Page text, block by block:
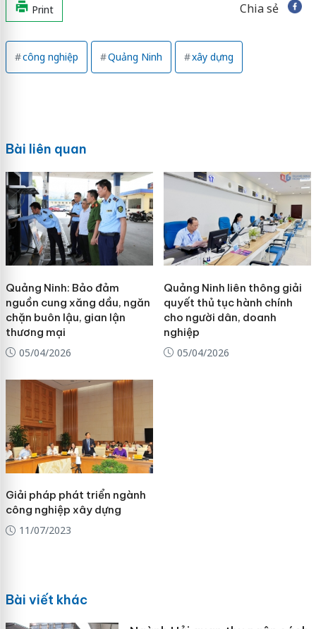
Print Chia sẻ
công nghiệp Quảng Ninh xây dựng
Bài liên quan
Quảng Ninh: Bảo đảm
nguồn cung xăng dầu, ngăn
chặn buôn lậu, gian lận
thương mại
05/04/2026
Quảng Ninh liên thông giải
quyết thủ tục hành chính
cho người dân, doanh
nghiệp
05/04/2026
Giải pháp phát triển ngành
công nghiệp xây dựng
11/07/2023
Bài viết khác